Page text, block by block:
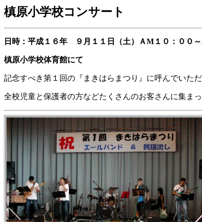
槙原小学校コンサート
日時：平成１６年 ９月１１日（土）ＡM１０：００
槙原小学校体育館にて
記念すべき第１回の『まきはらまつり』に呼んでいただ
全校児童と保護者の方などたくさんのお客さんに集まっ